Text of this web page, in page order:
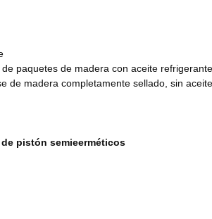
paquetes de madera con aceite refrigerante
de madera completamente sellado, sin
pistón semieerméticos